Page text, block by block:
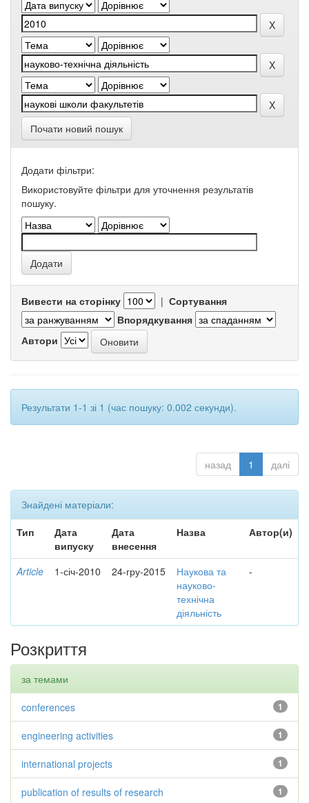
Почати новий пошук
Додати фільтри:
Використовуйте фільтри для уточнення результатів
пошуку.
Вивести на сторінку | Сортування
Впорядкування
Автори
Результати 1-1 зі 1 (час пошуку: 0.002 секунди).
назад 1 далі
Знайдені матеріали:
Тип
Дата
випуску
Дата
внесення
Назва Автор(и)
Article 1-січ-2010 24-гру-2015
Наукова та
науково-
технічна
діяльність
-
Розкриття
за темами
1
conferences
1
engineering activities
1
international projects
1
publication of results of research